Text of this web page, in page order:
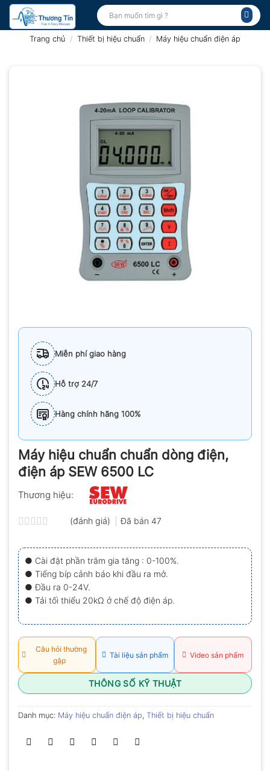
Bỏ
qua
Tìm
kiếm:
Trang chủ / Thiết bị hiệu chuẩn / Máy hiệu chuẩn điện áp
Miễn phí giao hàng
Hỗ trợ 24/7
Hàng chính hãng 100%
Máy hiệu chuẩn chuẩn dòng điện,
điện áp SEW 6500 LC
Thương hiệu:
xếp
hạng
0.0
5
sao
(đánh giá) Đã bán 47
● Cài đặt phần trăm gia tăng : 0-100%.
● Tiếng bíp cảnh báo khi đầu ra mở.
● Đầu ra 0-24V.
● Tải tối thiểu 20kΩ ở chế độ điện áp.
Câu hỏi thường
gặp
Tài liệu sản phẩm Video sản phẩm
THÔNG SỐ KỸ THUẬT
Danh mục: Máy hiệu chuẩn điện áp, Thiết bị hiệu chuẩn